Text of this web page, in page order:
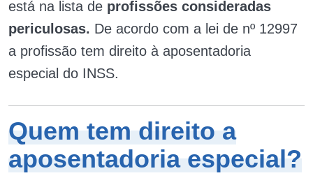
está na lista de profissões consideradas
periculosas. De acordo com a lei de nº 12997
a profissão tem direito à aposentadoria
especial do INSS.
Quem tem direito a
aposentadoria especial?